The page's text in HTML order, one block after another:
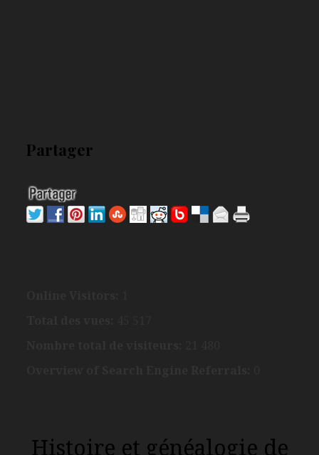
Partager
Histoire et généalogie de